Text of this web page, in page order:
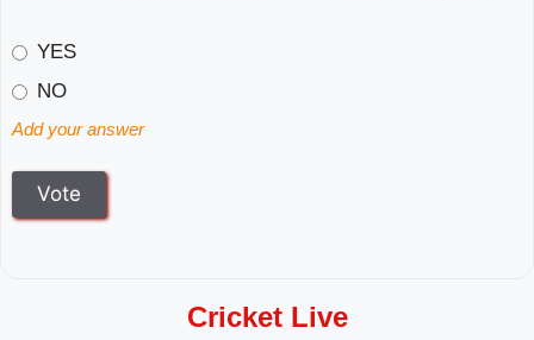
YES
NO
Add your answer
Cricket Live